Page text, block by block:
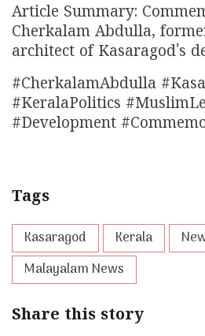
Article Summary:
Cherkalam Abdulla,
architect of Kasaragod's
#CherkalamAbdulla
#KeralaPolitics
#Development
Tags
Kasaragod Kerala
Malayalam News
Share this story